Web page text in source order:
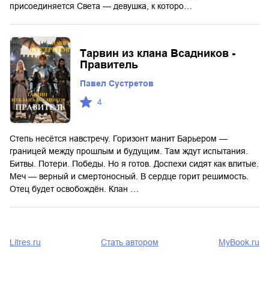
присоединяется Света — девушка, к которо…
Тарвин из клана Всадников -
Правитель
Павел Сустретов
4
Степь несётся навстречу. Горизонт манит Барьером —
границей между прошлым и будущим. Там ждут испытания.
Битвы. Потери. Победы. Но я готов. Доспехи сидят как влитые.
Меч — верный и смертоносный. В сердце горит решимость.
Отец будет освобождён. Клан …
Litres.ru Стать автором MyBook.ru